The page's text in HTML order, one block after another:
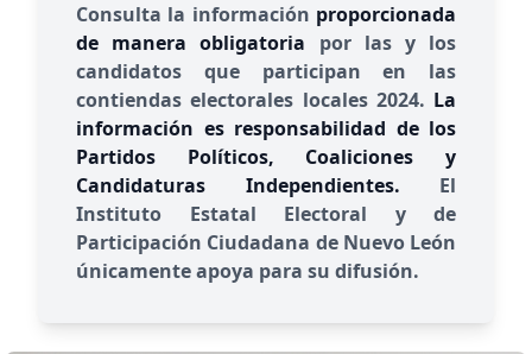
Consulta la información proporcionada
de manera obligatoria por las y los
candidatos que participan en las
contiendas electorales locales 2024. La
información es responsabilidad de los
Partidos Políticos, Coaliciones y
Candidaturas Independientes. El
Instituto Estatal Electoral y de
Participación Ciudadana de Nuevo León
únicamente apoya para su difusión.